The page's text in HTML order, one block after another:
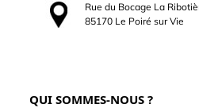
Rue du Bocage La
85170 Le Poiré sur Vie
QUI SOMMES-NOUS ?